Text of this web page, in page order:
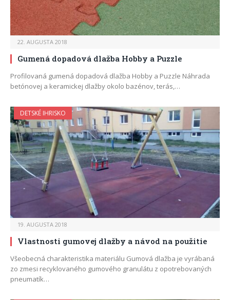
22. AUGUSTA 2018
Gumená dopadová dlažba Hobby a Puzzle
Profilovaná gumená dopadová dlažba Hobby a Puzzle Náhrada
betónovej a keramickej dlažby okolo bazénov, terás,…
DETSKÉ IHRISKO
19. AUGUSTA 2018
Vlastnosti gumovej dlažby a návod na použitie
Všeobecná charakteristika materiálu Gumová dlažba je vyrábaná
zo zmesi recyklovaného gumového granulátu z opotrebovaných
pneumatík…